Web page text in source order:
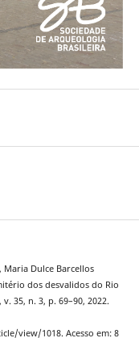
Maria Dulce Barcellos
dos desvalidos do Rio
v. 35, n. 3, p. 69–90, 2022.
view/1018. Acesso em: 8